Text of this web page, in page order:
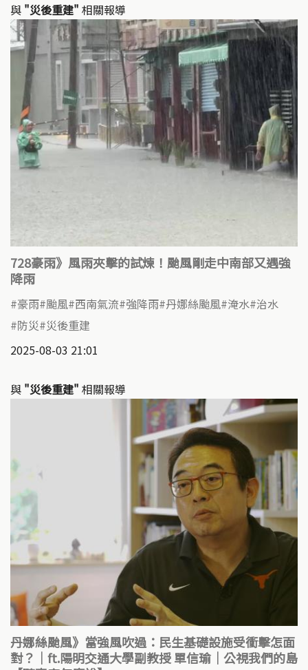
與 "災後重建" 相關報導
728豪雨》風雨夾擊的試煉！颱風剛走中南部又遇強
降雨
豪雨 颱風 西南氣流 強降雨 丹娜絲颱風 淹水 治水
防災 災後重建
2025-08-03 21:01
與 "災後重建" 相關報導
丹娜絲颱風》當強風吹過：民生基礎設施受衝擊怎面
對？｜ft.陽明交通大學副教授 單信瑜｜公視我們的島